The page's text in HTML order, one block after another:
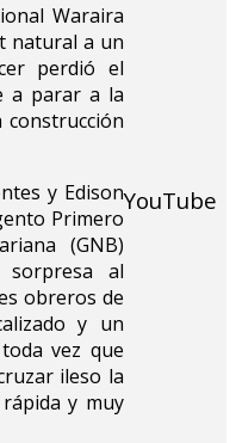
Waraira
natural a un
perdió el
a parar a la
construcción
y Edison
Primero
(GNB)
sorpresa al
obreros de
y un
vez que
ileso la
y muy
YouTube